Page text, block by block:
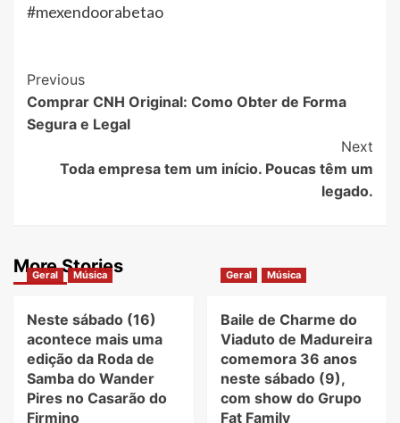
#mexendoorabetao
Post
Navigation
Previous
Comprar CNH Original: Como Obter de Forma
Segura e Legal
Next
Toda empresa tem um início. Poucas têm um
legado.
More Stories
Geral Música
Neste sábado (16)
acontece mais uma
edição da Roda de
Samba do Wander
Pires no Casarão do
Firmino
Geral Música
Baile de Charme do
Viaduto de Madureira
comemora 36 anos
neste sábado (9),
com show do Grupo
Fat Family